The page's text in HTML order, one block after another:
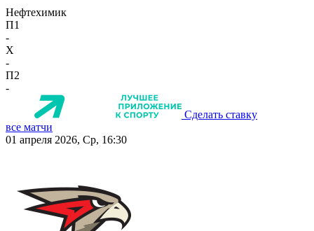
Нефтехимик
П1
-
X
-
П2
-
Сделать ставку
все матчи
01 апреля 2026, Ср, 16:30